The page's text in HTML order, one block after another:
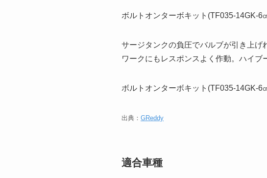
ボルトオンターボキット(TF035-14GK-6
サージタンクの負圧でバルブが引き上
ワークにもレスポンスよく作動。ハイブ
ボルトオンターボキット(TF035-14GK-6
出典： GReddy
適合車種